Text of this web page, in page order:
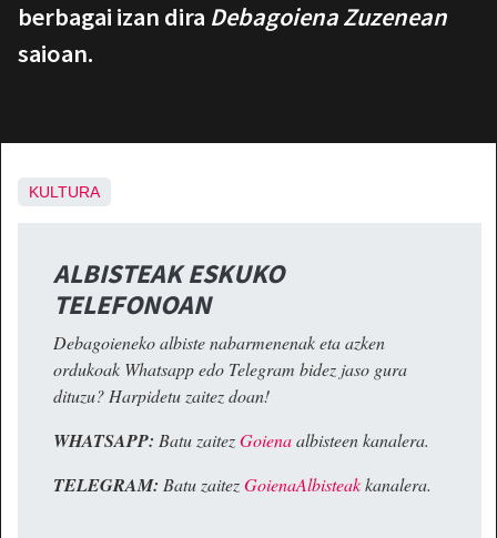
berbagai izan dira Debagoiena Zuzenean
saioan.
KULTURA
ALBISTEAK ESKUKO
TELEFONOAN
Debagoieneko albiste nabarmenenak eta azken
ordukoak Whatsapp edo Telegram bidez jaso gura
dituzu? Harpidetu zaitez doan!
WHATSAPP: Batu zaitezGoienaalbisteen kanalera.
TELEGRAM: Batu zaitezGoienaAlbisteakkanalera.